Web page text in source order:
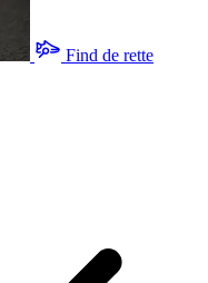
Find de rette